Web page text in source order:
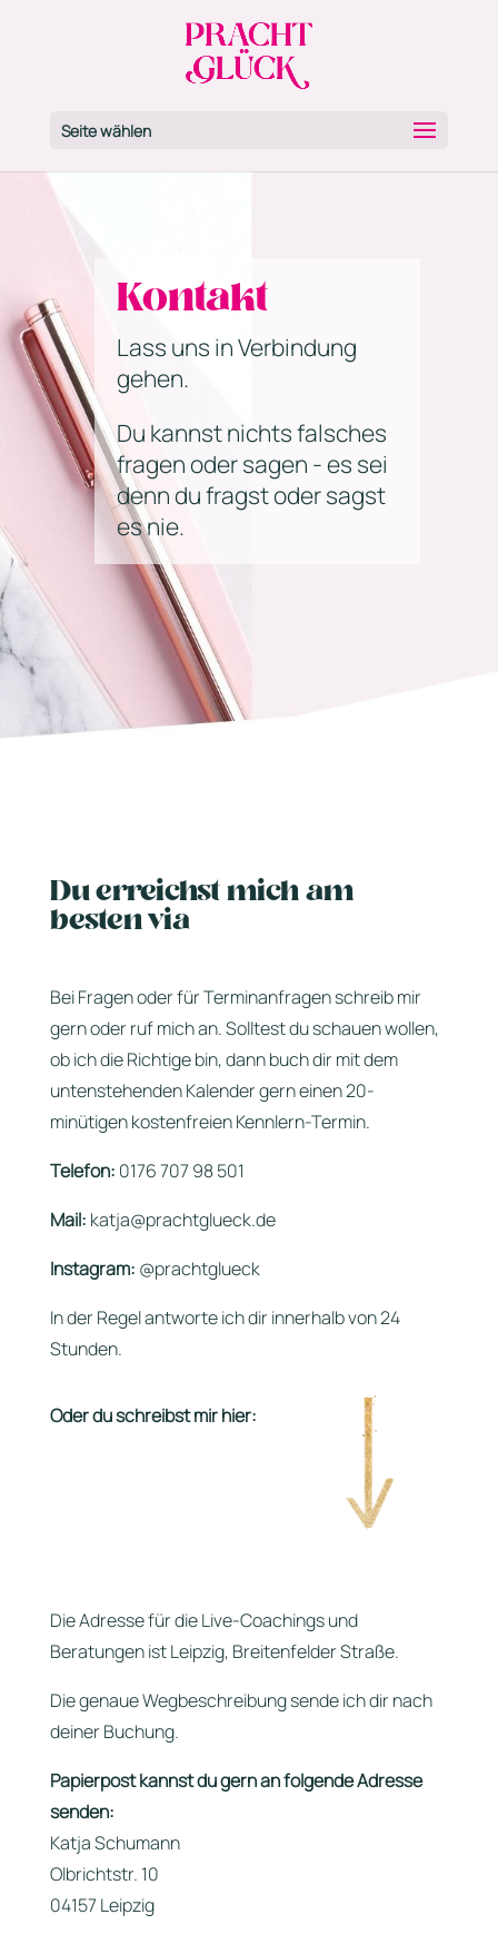
Seite wählen
Kontakt
Lass uns in Verbindung
gehen.
Du kannst nichts falsches
fragen oder sagen - es sei
denn du fragst oder sagst
es nie.
Du erreichst mich am
besten via
Bei Fragen oder für Terminanfragen schreib mir
gern oder ruf mich an. Solltest du schauen wollen,
ob ich die Richtige bin, dann buch dir mit dem
untenstehenden Kalender gern einen 20-
minütigen kostenfreien Kennlern-Termin.
Telefon: 0176 707 98 501
Mail: katja@prachtglueck.de
Instagram: @prachtglueck
In der Regel antworte ich dir innerhalb von 24
Stunden.
Oder du schreibst mir hier:
Die Adresse für die Live-Coachings und
Beratungen ist Leipzig, Breitenfelder Straße.
Die genaue Wegbeschreibung sende ich dir nach
deiner Buchung.
Papierpost kannst du gern an folgende Adresse
senden:
Katja Schumann
Olbrichtstr. 10
04157 Leipzig